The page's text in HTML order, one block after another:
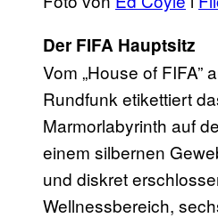
Der FIFA Hauptsitz
Vom „House of
Rundfunk etikettiert
Marmorlabyrinth auf
einem silbernen
und diskret
Wellnessbereich,